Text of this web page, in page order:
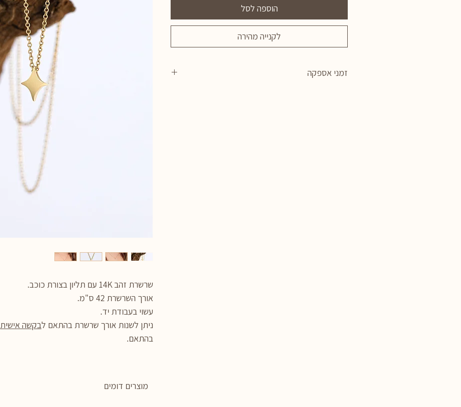
שרשרת זהב 14K עם תליון בצורת כוכב.
אורך השרשרת 42 ס"מ.
עשוי בעבודת יד.
ניתן לשנות אורך שרשרת בהתאם לבקשה אישית
בהתאם.
הוספה לסל
לקנייה מהירה
זמני אספקה
מוצרים דומים